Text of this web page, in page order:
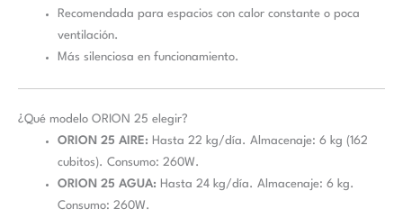
Recomendada para espacios con calor constante o poca
ventilación.
Más silenciosa en funcionamiento.
¿Qué modelo ORION 25 elegir?
ORION 25 AIRE: Hasta 22 kg/día. Almacenaje: 6 kg (162
cubitos). Consumo: 260W.
ORION 25 AGUA: Hasta 24 kg/día. Almacenaje: 6 kg.
Consumo: 260W.